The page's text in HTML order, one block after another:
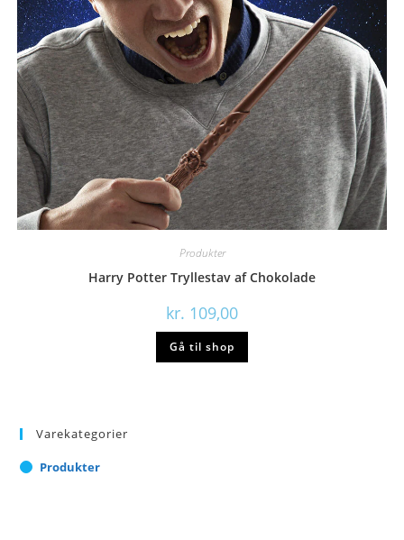
Produkter
Harry Potter Tryllestav af Chokolade
kr. 109,00
Gå til shop
Varekategorier
Produkter